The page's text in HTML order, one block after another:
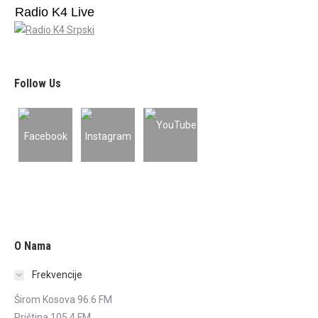
Radio K4 Live
Follow Us
O Nama
Frekvencije
Širom Kosova 96.6 FM